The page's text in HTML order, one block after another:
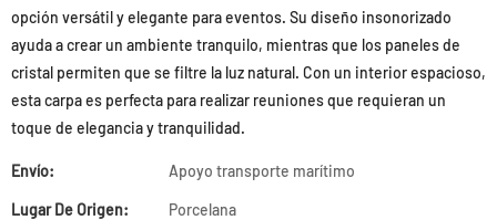
opción versátil y elegante para eventos. Su diseño insonorizado
ayuda a crear un ambiente tranquilo, mientras que los paneles de
cristal permiten que se filtre la luz natural. Con un interior espacioso,
esta carpa es perfecta para realizar reuniones que requieran un
toque de elegancia y tranquilidad.
Envío: Apoyo transporte marítimo
Lugar De Origen: Porcelana